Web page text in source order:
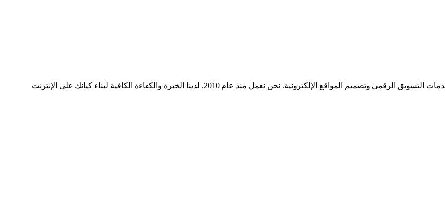
ميديا ​​سيرف هي شركة رائدة في مجال وسائل التواصل الاجتماعي وخدمات التسويق الرقمي وتصميم المواقع الإلكترونية. نحن نعمل منذ عام 2010. لدينا الخبرة والكفاءة الكافية لبناء كيانك على الإنترنت